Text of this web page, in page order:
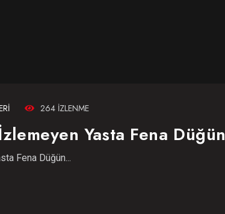
264 IZLENME
Yasta Fena Düğün
Fena Düğün...